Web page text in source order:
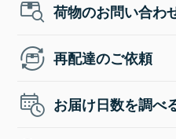
荷物のお問い合わ
再配達のご依頼
お届け日数を調べ